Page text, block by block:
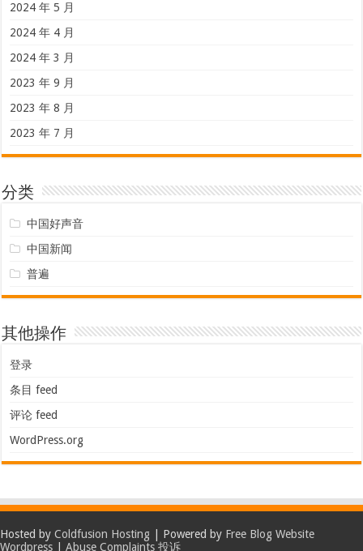
2024 年 5 月
2024 年 4 月
2024 年 3 月
2023 年 9 月
2023 年 8 月
2023 年 7 月
分类
中国好声音
中国新闻
普遍
其他操作
登录
条目 feed
评论 feed
WordPress.org
Hosted by Coldfusion Hosting | Powered by Free Blog Website
Wordpress
Abuse Complaints 投诉